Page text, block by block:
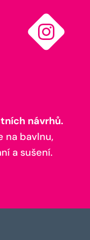
návrhů.
na bavlnu,
a sušení.